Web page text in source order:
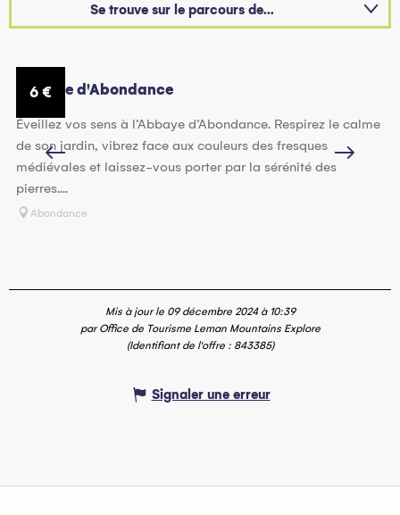
Se trouve sur le parcours de...
6 €
Abbaye d'Abondance
Éveillez vos sens à l’Abbaye d’Abondance. Respirez le calme
de son jardin, vibrez face aux couleurs des fresques
médiévales et laissez-vous porter par la sérénité des
pierres....
Abondance
Mis à jour le 09 décembre 2024 à 10:39
par Office de Tourisme Leman Mountains Explore
(Identifiant de l'offre : 843385)
Signaler une erreur